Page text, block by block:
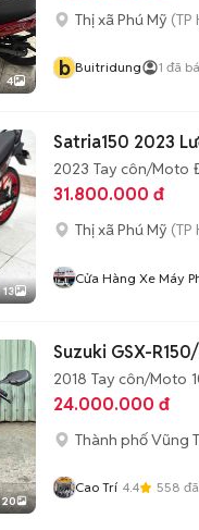
4
Thị xã Phú Mỹ (TP
b Buitridung 1 đã
13
Satria150 2023
2023 Tay côn/Moto
31.800.000 đ
Thị xã Phú Mỹ (TP
Cửa Hàng Xe Máy
20
Suzuki GSX-
2018 Tay côn/Moto
24.000.000 đ
Thành phố Vũng
Cao Trí 4.4 558